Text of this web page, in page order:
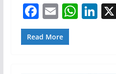
F
ac
e
E
m
ai
W Li
Read More